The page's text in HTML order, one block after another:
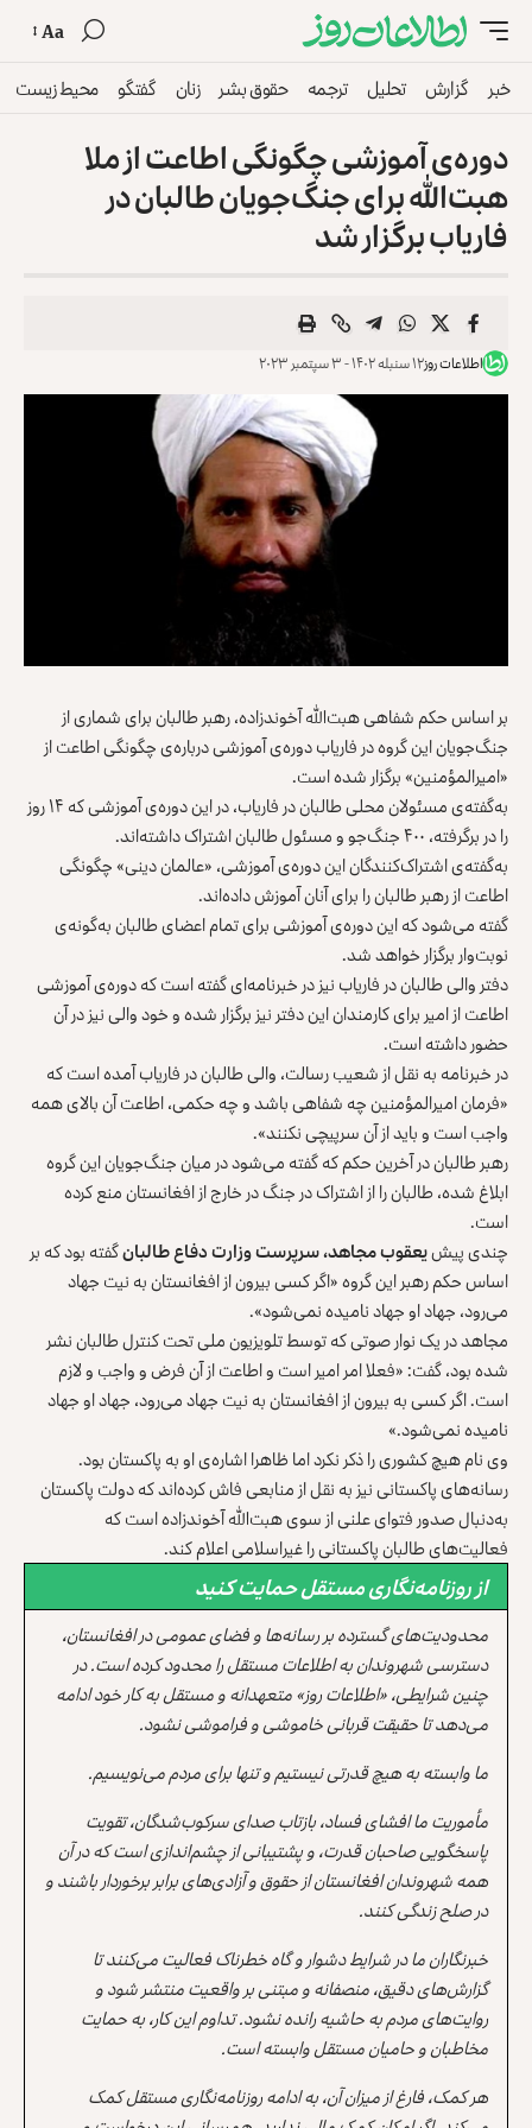
Aa
خبر گزارش تحلیل ترجمه حقوق بشر زنان گفتگو محیط زیست
دوره‌ی آموزشی چگونگی اطاعت از ملا
هبت‌الله برای جنگ‌جویان طالبان در
فاریاب برگزار شد
اطلاعات روز۱۲ سنبله ۱۴۰۲ - ۳ سپتمبر ۲۰۲۳
بر اساس حکم شفاهی هبت‌الله آخوندزاده، رهبر طالبان برای شماری از
جنگ‌جویان این گروه در فاریاب دوره‌ی آموزشی درباره‌ی چگونگی اطاعت از
«امیرالمؤمنین» برگزار شده است.
به‌گفته‌ی مسئولان محلی طالبان در فاریاب، در این دوره‌ی آموزشی که ۱۴ روز
را در برگرفته، ۴۰۰ جنگ‌جو و مسئول طالبان اشتراک داشته‌اند.
به‌گفته‌ی اشتراک‌کنندگان این دوره‌ی آموزشی، «عالمان دینی» چگونگی
اطاعت از رهبر طالبان را برای آنان آموزش داده‌اند.
گفته می‌شود که این دوره‌ی آموزشی برای تمام اعضای طالبان به‌گونه‌ی
نوبت‌وار برگزار خواهد شد.
دفتر والی طالبان در فاریاب نیز در خبرنامه‌‌ای گفته است که دوره‌ی آموزشی
اطاعت از امیر برای کارمندان این دفتر نیز برگزار شده و خود والی نیز در آن
حضور داشته است.
در خبرنامه به نقل از شعیب رسالت، والی طالبان در فاریاب آمده است که
«فرمان اميرالمؤمنين چه شفاهی باشد و چه حکمی، اطاعت آن بالای همه
واجب است و باید از آن سرپیچی نکنند».
رهبر طالبان در آخرین حکم که گفته می‌شود در میان جنگ‌جویان این گروه
ابلاغ شده، طالبان را از اشتراک در جنگ در خارج از افغانستان منع کرده
است.
چندی پیشیعقوب مجاهد، سرپرست وزارت دفاع طالبانگفته بود که بر
اساس حکم رهبر این گروه «اگر کسی بیرون از افغانستان به نیت جهاد
می‌رود، جهاد او جهاد نامیده نمی‌شود».
مجاهد در یک نوار صوتی که توسط تلویزیون ملی تحت کنترل طالبان نشر
شده بود، گفت: «فعلا امر امیر است و اطاعت از آن فرض و واجب و لازم
است. اگر کسی به بیرون از افغانستان به نیت جهاد می‌رود، جهاد او جهاد
نامیده نمی‌شود.»
وی نام هیچ کشوری را ذکر نکرد اما ظاهرا اشاره‌ی او به پاکستان بود.
رسانه‌های پاکستانی نیز به نقل از منابعی فاش کرده‌اند که دولت پاکستان
به‌دنبال صدور فتوای علنی از سوی هبت‌الله آخوندزاده است که
فعالیت‌های طالبان پاکستانی را غیراسلامی اعلام کند.
از روزنامه‌نگاری مستقل حمایت کنید
محدودیت‌های گسترده بر رسانه‌ها و فضای عمومی در افغانستان،
دسترسی شهروندان به اطلاعات مستقل را محدود کرده است. در
چنین شرایطی، «اطلاعات روز» متعهدانه و مستقل به کار خود ادامه
می‌دهد تا حقیقت قربانی خاموشی و فراموشی نشود.
ما وابسته به هیچ قدرتی نیستیم و تنها برای مردم می‌نویسیم.
مأموریت ما افشای فساد، بازتاب صدای سرکوب‌شدگان، تقویت
پاسخگویی صاحبان قدرت، و پشتیبانی از چشم‌اندازی است که در آن
همه شهروندان افغانستان از حقوق و آزادی‌های برابر برخوردار باشند و
در صلح زندگی کنند.
خبرنگاران ما در شرایط دشوار و گاه خطرناک فعالیت می‌کنند تا
گزارش‌های دقیق، منصفانه و مبتنی بر واقعیت منتشر شود و
روایت‌های مردم به حاشیه رانده نشود. تداوم این کار، به حمایت
مخاطبان و حامیان مستقل وابسته است.
هر کمک، فارغ از میزان آن، به ادامه روزنامه‌نگاری مستقل کمک